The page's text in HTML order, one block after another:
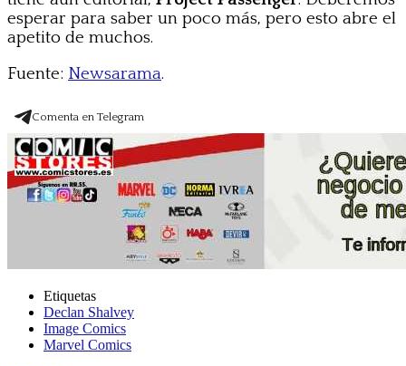
esperar para saber un poco más, pero esto abre el
apetito de muchos.
Fuente: Newsarama.
Comenta en Telegram
Etiquetas
Declan Shalvey
Image Comics
Marvel Comics